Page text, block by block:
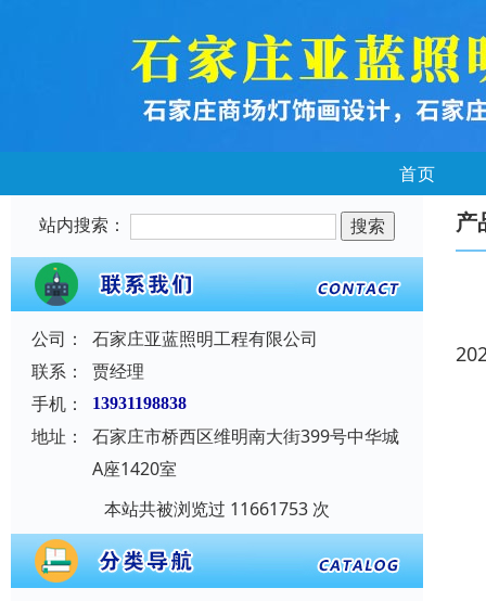
首页
站内搜索：
公司：
石家庄亚蓝照明工程有限公司
联系：
贾经理
手机：
13931198838
地址：
石家庄市桥西区维明南大街399号中华城
A座1420室
本站共被浏览过 11661753 次
产